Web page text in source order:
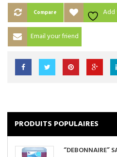
Compare Add
Email your friend
PRODUITS POPULAIRES
“DEBONNAIRE”